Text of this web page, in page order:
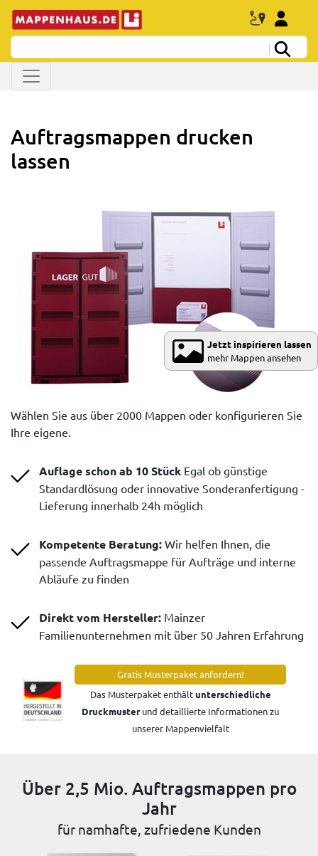
Auftragsmappen drucken
lassen
Jetzt inspirieren lassen
mehr Mappen ansehen
Wählen Sie aus über 2000 Mappen oder konfigurieren Sie
Ihre eigene.
Auflage schon ab 10 Stück Egal ob günstige
Standardlösung oder innovative Sonderanfertigung -
Lieferung innerhalb 24h möglich
Kompetente Beratung: Wir helfen Ihnen, die
passende Auftragsmappe für Aufträge und interne
Abläufe zu finden
Direkt vom Hersteller: Mainzer
Familienunternehmen mit über 50 Jahren Erfahrung
Gratis Musterpaket anfordern!
Das Musterpaket enthältunterschiedliche
Druckmusterund detaillierte Informationen zu
unserer Mappenvielfalt
Über 2,5 Mio. Auftragsmappen pro
Jahr
für namhafte, zufriedene Kunden